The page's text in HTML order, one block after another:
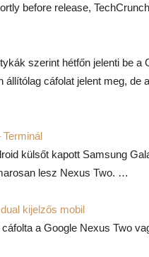
before release,
szerint hétfőn jelenti be a
cáfolat jelent meg, de
külsőt kapott Samsung
lesz Nexus Two. …
kijelzős mobil
a Google Nexus Two